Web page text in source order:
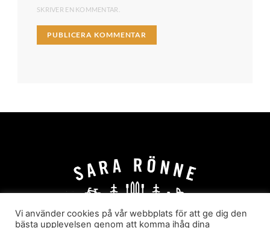
SKRIVER EN KOMMENTAR.
Vi använder cookies på vår webbplats för att ge dig den
bästa upplevelsen genom att komma ihåg dina